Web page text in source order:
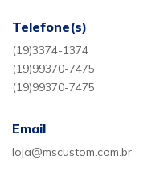
Telefone(s)
(19)3374-1374
(19)99370-7475
(19)99370-7475
Email
loja@mscustom.com.br